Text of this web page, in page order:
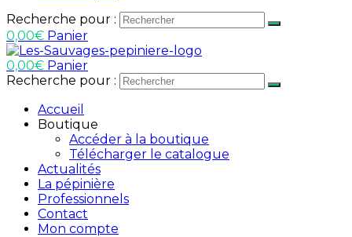
Recherche pour :
0,00€ Panier
0,00€ Panier
Recherche pour :
Accueil
Boutique
Accéder à la boutique
Télécharger le catalogue
Actualités
La pépinière
Professionnels
Contact
Mon compte